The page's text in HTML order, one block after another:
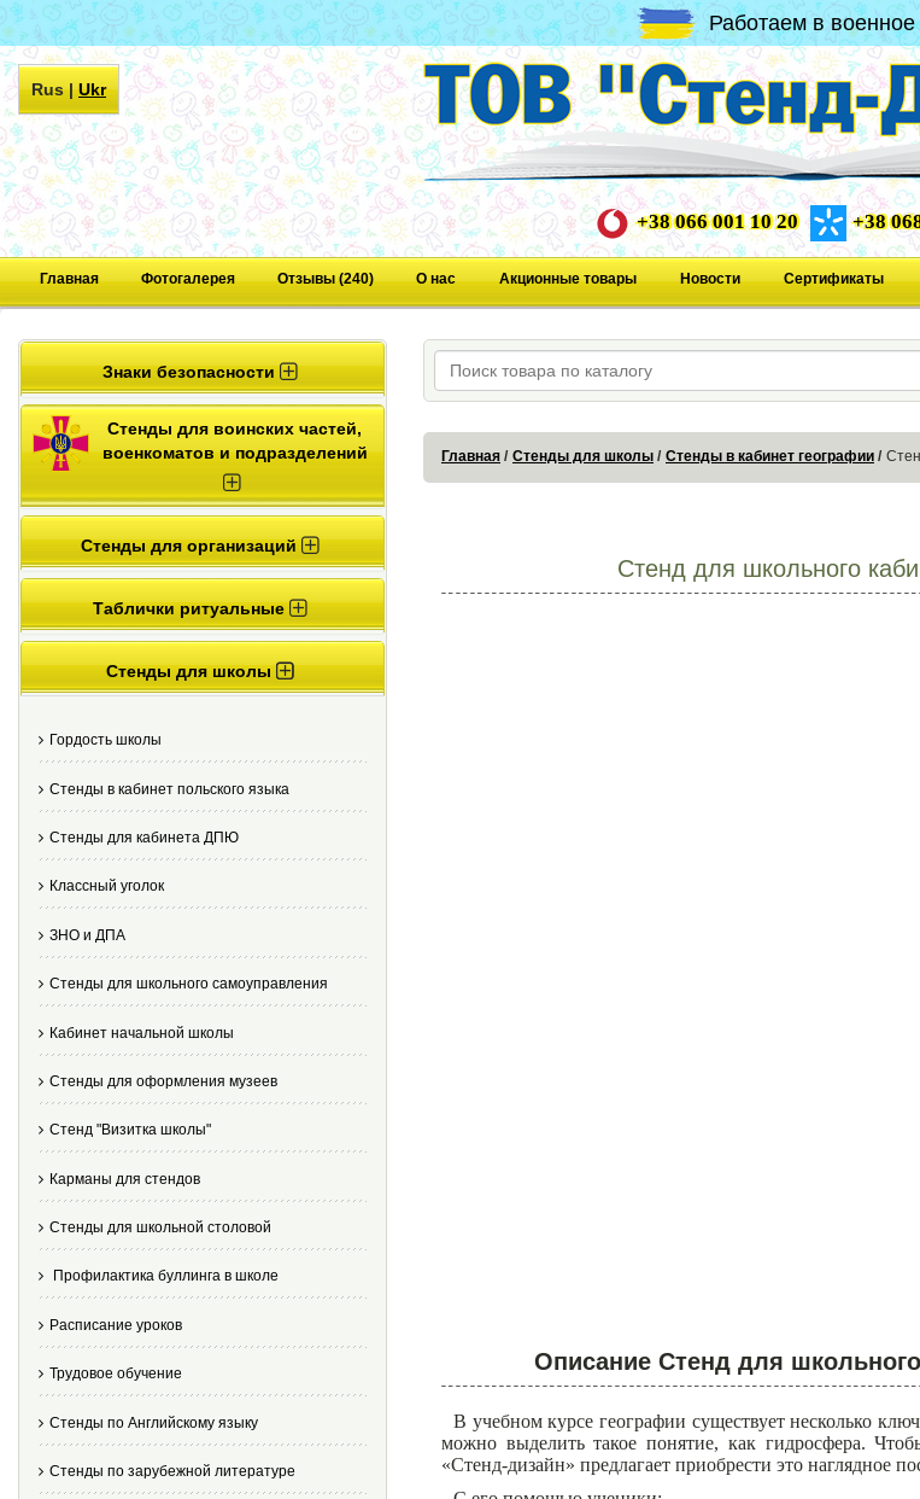
Работаем в
Rus|Ukr
+38 066 001 10 20 +38
Главная Фотогалерея Отзывы (240) О нас Акционные товары Новости Сертификаты
Знаки безопасности
Стенды для воинских частей,
военкоматов и подразделений
Стенды для организаций
Таблички ритуальные
Стенды для школы
Гордость школы
Стенды в кабинет польского языка
Стенды для кабинета ДПЮ
Классный уголок
ЗНО и ДПА
Стенды для школьного самоуправления
Кабинет начальной школы
Стенды для оформления музеев
Стенд "Визитка школы"
Карманы для стендов
Стенды для школьной столовой
Профилактика буллинга в школе
Расписание уроков
Трудовое обучение
Стенды по Английскому языку
Стенды по зарубежной литературе
Главная Стенды для школы Стенды в кабинет географии
Стенд для школьного
Описание Стенд для
В учебном курсе географии существует несколько
можно выделить такое понятие, как гидросфера.
«Стенд-дизайн» предлагает приобрести это наглядное